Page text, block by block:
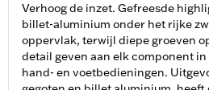
Verhoog de inzet. Gefreesde
billet-aluminium onder het rijke
oppervlak, terwijl diepe groeven
detail geven aan elk component
hand- en voetbedieningen.